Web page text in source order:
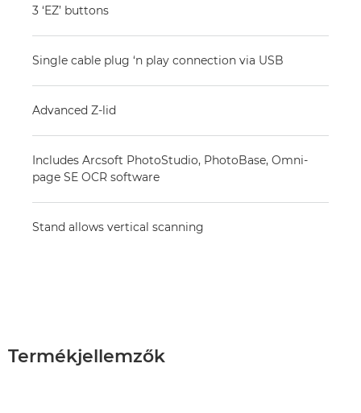
3 ‘EZ’ buttons
Single cable plug ‘n play connection via USB
Advanced Z-lid
Includes Arcsoft PhotoStudio, PhotoBase, Omni-
page SE OCR software
Stand allows vertical scanning
Termékjellemzők